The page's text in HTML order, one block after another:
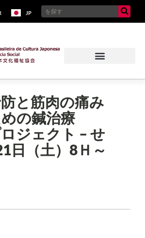
JP
と筋肉の痛み
の鍼治療
ロジェクト – せ
日（土）8Ｈ～